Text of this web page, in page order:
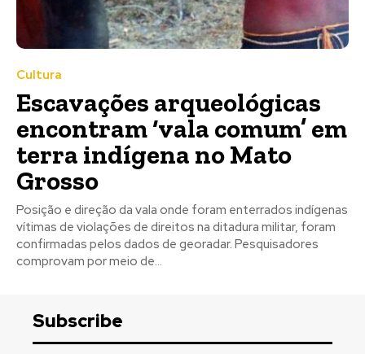
Cultura
Escavações arqueológicas
encontram ‘vala comum’ em
terra indígena no Mato
Grosso
Posição e direção da vala onde foram enterrados indígenas
vítimas de violações de direitos na ditadura militar, foram
confirmadas pelos dados de georadar. Pesquisadores
comprovam por meio de...
Subscribe